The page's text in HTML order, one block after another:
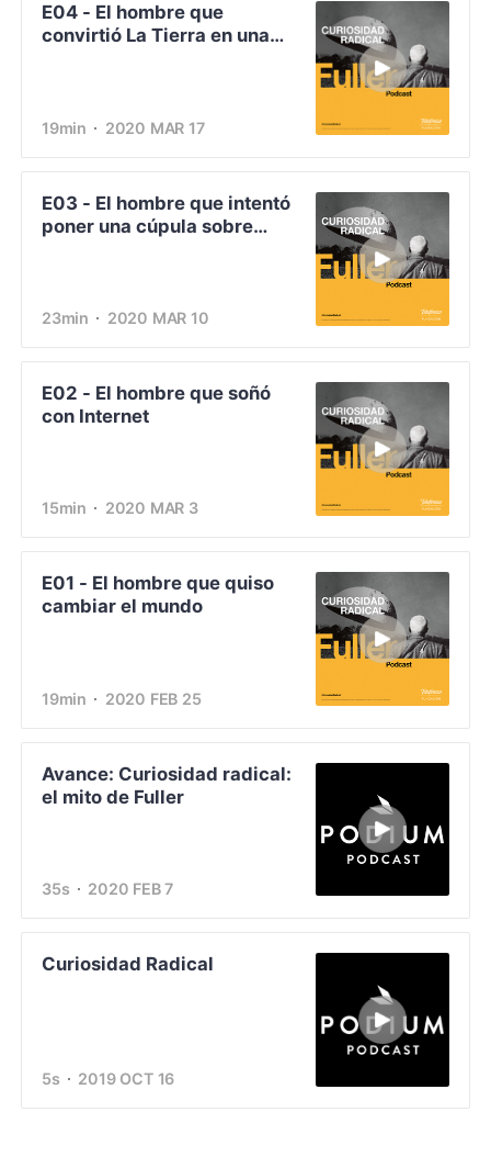
E04 - El hombre que
convirtió La Tierra en una
19min 2020 MAR 17
E03 - El hombre que intentó
poner una cúpula sobre
23min 2020 MAR 10
E02 - El hombre que soñó
con Internet
15min 2020 MAR 3
E01 - El hombre que quiso
cambiar el mundo
19min 2020 FEB 25
Avance: Curiosidad radical:
el mito de Fuller
35s 2020 FEB 7
Curiosidad Radical
5s 2019 OCT 16